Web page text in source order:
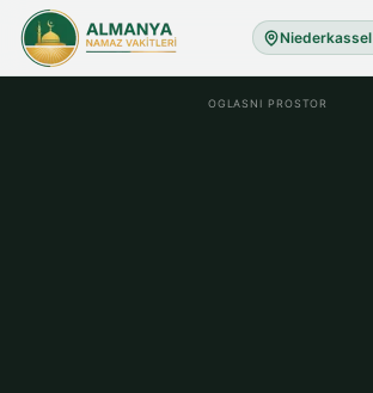
Niederkassel
OGLASNI PROSTOR